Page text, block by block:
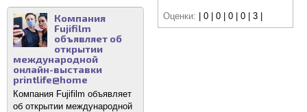
Компания
Fujifilm
объявляет об
открытии
международной
онлайн-выставки
printlife@home
Компания Fujifilm объявляет
об открытии международной
Оценки: | 0 | 0 | 0 | 0 | 3 |